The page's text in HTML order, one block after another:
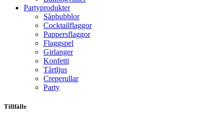
Party­­produkter
Såpbubblor
Cocktail­flaggor
Pappers­flaggor
Flaggspel
Girlanger
Konfetti
Tårtljus
Creperullar
Party
Tillfälle